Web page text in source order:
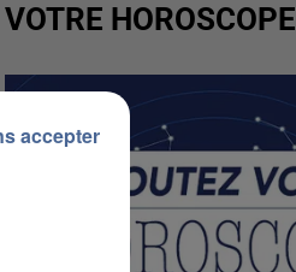
VOTRE HOROSCOPE
accepter